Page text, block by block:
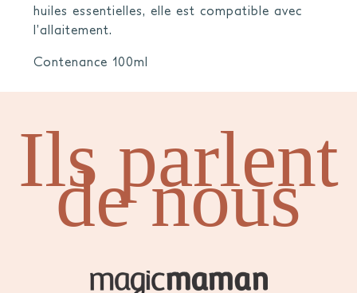
huiles essentielles, elle est compatible avec
l’allaitement.
Contenance 100ml
Ils parlent
de nous